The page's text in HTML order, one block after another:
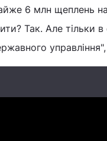
6 млн щеплень
Так. Але тільки